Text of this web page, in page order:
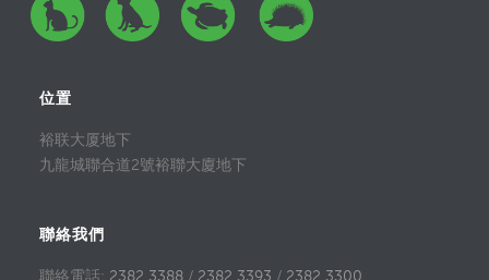
位置
裕联大厦地下
九龍城聯合道2號裕聯大廈地下
聯絡我們